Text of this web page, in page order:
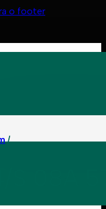
o footer
S 08A